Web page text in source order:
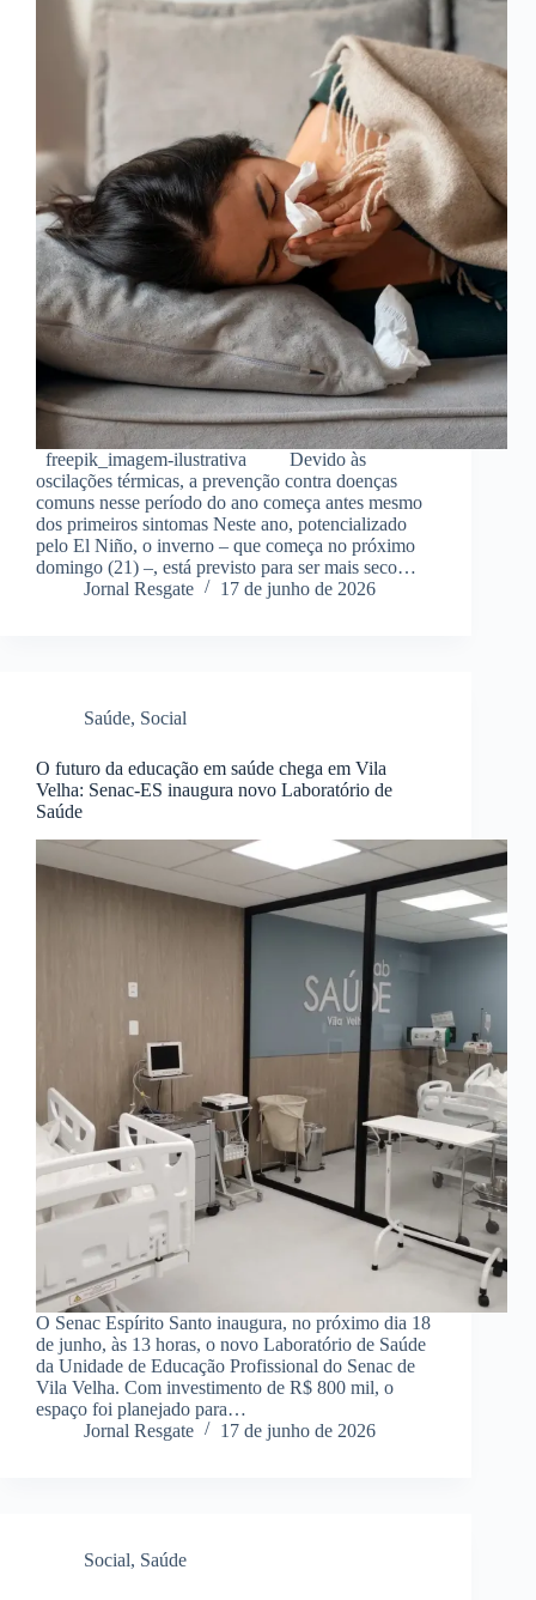
freepik_imagem-ilustrativa Devido às
oscilações térmicas, a prevenção contra doenças
comuns nesse período do ano começa antes mesmo
dos primeiros sintomas Neste ano, potencializado
pelo El Niño, o inverno – que começa no próximo
domingo (21) –, está previsto para ser mais seco…
Jornal Resgate
17 de junho de 2026
Saúde, Social
O futuro da educação em saúde chega em Vila
Velha: Senac-ES inaugura novo Laboratório de
Saúde
O Senac Espírito Santo inaugura, no próximo dia 18
de junho, às 13 horas, o novo Laboratório de Saúde
da Unidade de Educação Profissional do Senac de
Vila Velha. Com investimento de R$ 800 mil, o
espaço foi planejado para…
Jornal Resgate
17 de junho de 2026
Social, Saúde